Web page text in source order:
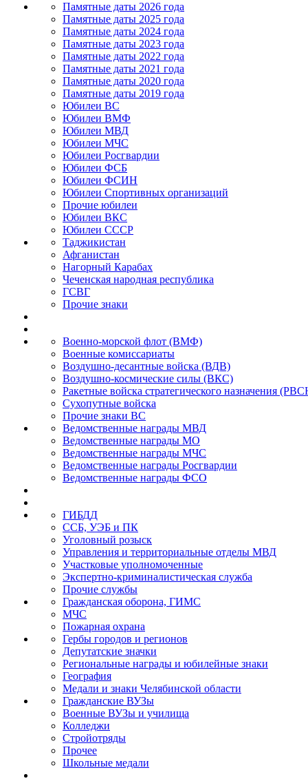
Памятные даты 2026 года
Памятные даты 2025 года
Памятные даты 2024 года
Памятные даты 2023 года
Памятные даты 2022 года
Памятные даты 2021 года
Памятные даты 2020 года
Памятные даты 2019 года
Юбилеи ВС
Юбилеи ВМФ
Юбилеи МВД
Юбилеи МЧС
Юбилеи Росгвардии
Юбилеи ФСБ
Юбилеи ФСИН
Юбилеи Спортивных организаций
Прочие юбилеи
Юбилеи ВКС
Юбилеи СССР
Таджикистан
Афганистан
Нагорный Карабах
Чеченская народная республика
ГСВГ
Прочие знаки
Военно-морской флот (ВМФ)
Военные комиссариаты
Воздушно-десантные войска (ВДВ)
Воздушно-космические силы (ВКС)
Ракетные войска стратегического назначения
Сухопутные войска
Прочие знаки ВС
Ведомственные награды МВД
Ведомственные награды МО
Ведомственные награды МЧС
Ведомственные награды Росгвардии
Ведомственные награды ФСО
ГИБДД
ССБ, УЭБ и ПК
Уголовный розыск
Управления и территориальные отделы МВД
Участковые уполномоченные
Экспертно-криминалистическая служба
Прочие службы
Гражданская оборона, ГИМС
МЧС
Пожарная охрана
Гербы городов и регионов
Депутатские значки
Региональные награды и юбилейные знаки
География
Медали и знаки Челябинской области
Гражданские ВУЗы
Военные ВУЗы и училища
Колледжи
Стройотряды
Прочее
Школьные медали